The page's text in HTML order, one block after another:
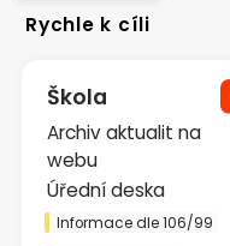
Rychle k cíli
Škola
Archiv aktualit na
webu
Úřední deska
Informace dle 106/99